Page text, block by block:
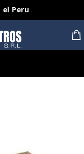
el Peru
y Callao
Nuevos